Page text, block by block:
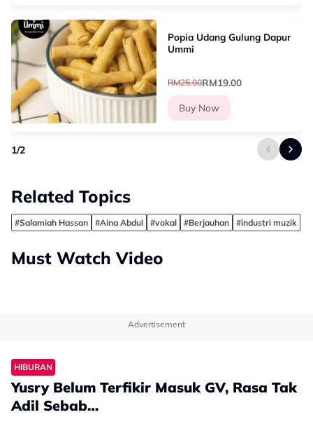
Popia Udang Gulung Dapur
Ummi
RM25.00RM19.00
Buy Now
1/2
Related Topics
#Salamiah Hassan #Aina Abdul #vokal #Berjauhan #industri muzik
Must Watch Video
Advertisement
HIBURAN
Yusry Belum Terfikir Masuk GV, Rasa Tak
Adil Sebab…